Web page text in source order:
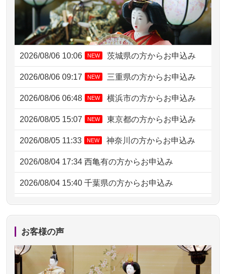
2026/08/06 10:06 NEW 茨城県の方からお申込み
2026/08/06 09:17 NEW 三重県の方からお申込み
2026/08/06 06:48 NEW 横浜市の方からお申込み
2026/08/05 15:07 NEW 東京都の方からお申込み
2026/08/05 11:33 NEW 神奈川の方からお申込み
2026/08/04 17:34 西亀有の方からお申込み
2026/08/04 15:40 千葉県の方からお申込み
2026/08/04 14:04 東京都の方からお申込み
2026/08/04 00:38
2026/08/03 21:17 愛知県の方からお申込み
2026/08/02 18:47 虎ノ門の方からお申込み
お客様の声